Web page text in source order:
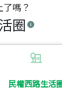
嗎？
圈
民權西路生活